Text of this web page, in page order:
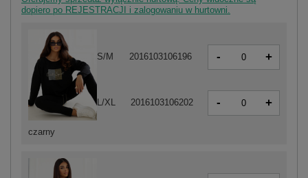
dopiero po REJESTRACJI i zalogowaniu w hurtowni.
czarny
S/M 2016103106196 - +
L/XL 2016103106202 - +